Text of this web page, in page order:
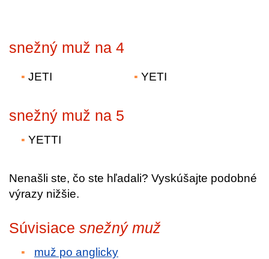
snežný muž na 4
JETI YETI
snežný muž na 5
YETTI
Nenašli ste, čo ste hľadali? Vyskúšajte podobné
výrazy nižšie.
Súvisiace snežný muž
muž po anglicky